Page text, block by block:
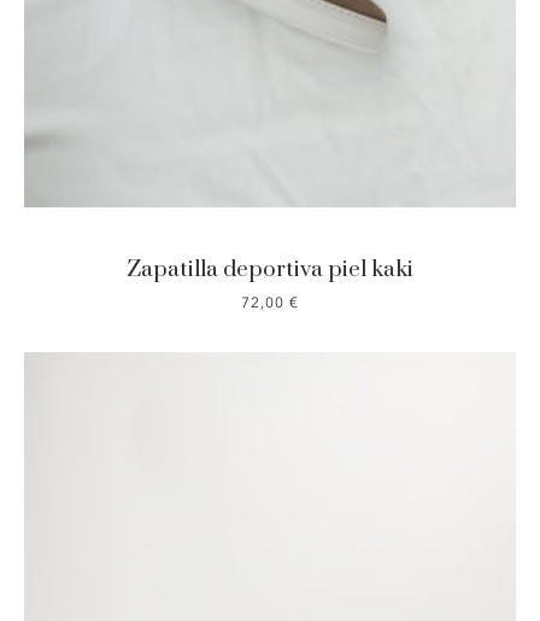
Zapatilla deportiva piel kaki
72,00 €